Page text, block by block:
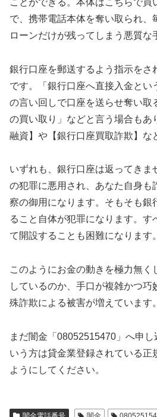
で、携帯電話本体を奪い取られ、
ローンだけが残ってしまう悪質な
銀行口座を郵送するよう指示をさ
です。「銀行口座へ直接入金とい
の言い回しで口座を送らせ奪い取
の買い取り」などと言う場合もあ
融資】や【銀行口座買取詐欺】な
いずれも、銀行口座は返ってきま
の犯罪に悪用され、あなた自身も
察の御用になります。そもそも銀
ること自体が犯罪になります。す
て開設することも困難になります。
このようにお金の動きを極力無く
しているのか、手口が複雑かつ
殊詐欺による被害が増えています。
まだ闇金「08052515470」へ申
いう方は貸金業登録されている正
ようにしてください。